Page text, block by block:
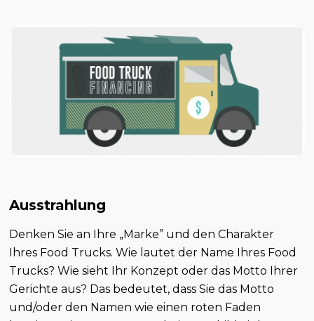
Ausstrahlung
Denken Sie an Ihre „Marke” und den Charakter
Ihres Food Trucks. Wie lautet der Name Ihres Food
Trucks? Wie sieht Ihr Konzept oder das Motto Ihrer
Gerichte aus? Das bedeutet, dass Sie das Motto
und/oder den Namen wie einen roten Faden